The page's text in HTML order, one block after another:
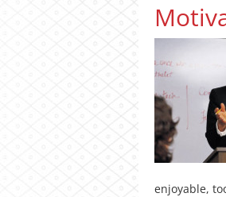
enjoyable,